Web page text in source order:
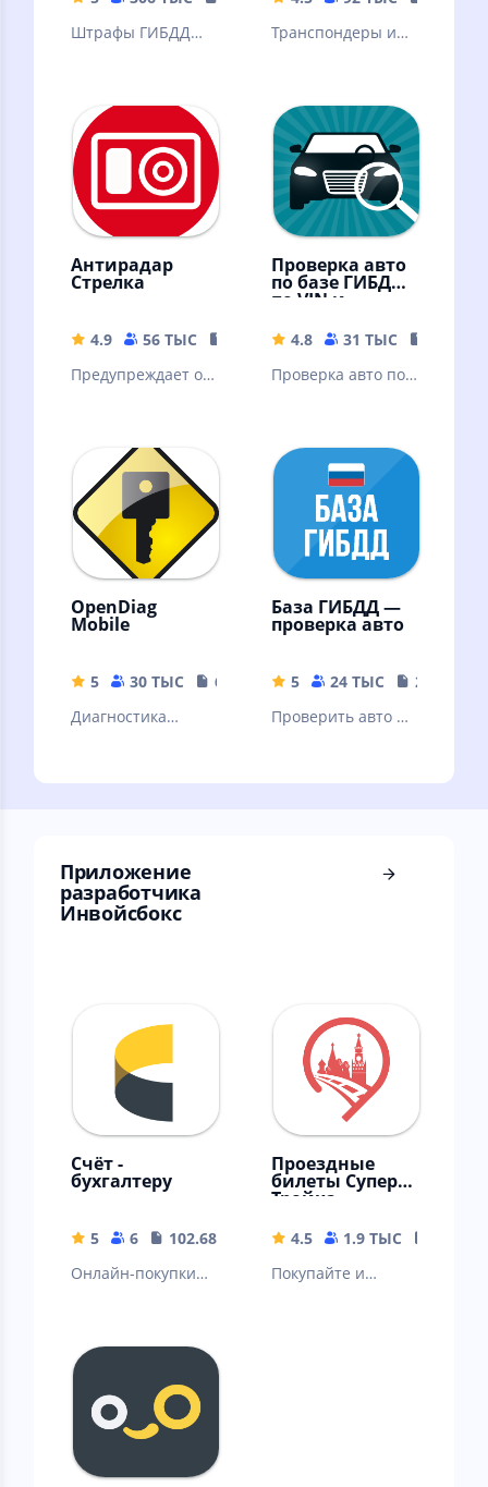
Штрафы ГИБДД
проверки и
оплаты штрафов
ГИБДД онлайн
Транспондеры и
приложении
"Автодор"
Антирадар
Стрелка
4.9 56 ТЫС
15.68 MB
Предупреждает о
Проверка авто
по базе ГИБДД
по VIN и
4.8 31 ТЫС
Проверка авто по
базам ГИБДД на
ДТП, штрафы,
пробег
OpenDiag
Mobile
5 30 ТЫС
6.46 MB
Диагностика
База ГИБДД —
проверка авто
5 24 ТЫС
20.84 MB
Проверить авто по
Приложение
разработчика
Инвойсбокс
Счёт -
бухгалтеру
5 6
102.68 MB
Онлайн-покупки
Проездные
билеты Супер
Тройка
4.5 1.9 ТЫС
Покупайте и